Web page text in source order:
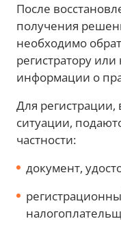
После
получения
необходимо
регистратору
информации о
Для регистрации,
ситуации,
частности:
документ,